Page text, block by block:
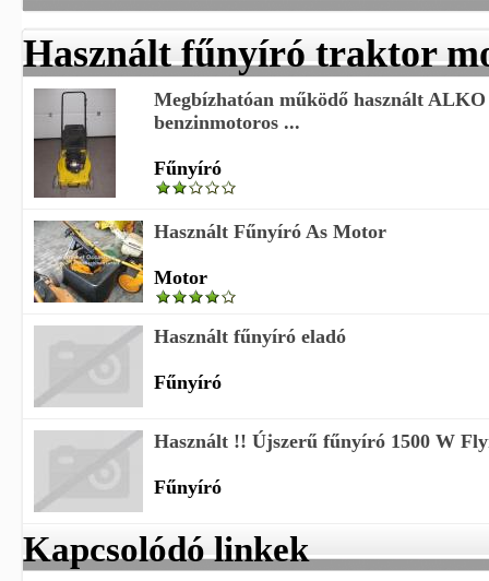
Használt fűnyíró traktor
Megbízhatóan működő használt ALKO
benzinmotoros ...
Fűnyíró
Használt Fűnyíró As Motor
Motor
Használt fűnyíró eladó
Fűnyíró
Használt !! Újszerű fűnyíró 1500 W
Fűnyíró
Kapcsolódó linkek